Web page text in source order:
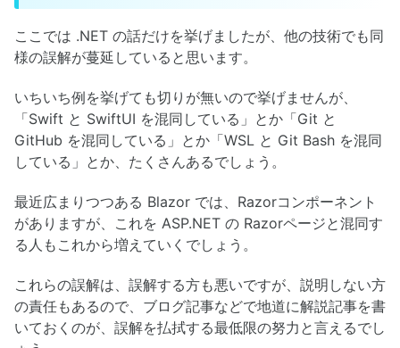
ここでは .NET の話だけを挙げましたが、他の技術でも同
様の誤解が蔓延していると思います。
いちいち例を挙げても切りが無いので挙げませんが、
「Swift と SwiftUI を混同している」とか「Git と
GitHub を混同している」とか「WSL と Git Bash を混同
している」とか、たくさんあるでしょう。
最近広まりつつある Blazor では、Razorコンポーネント
がありますが、これを ASP.NET の Razorページと混同す
る人もこれから増えていくでしょう。
これらの誤解は、誤解する方も悪いですが、説明しない方
の責任もあるので、ブログ記事などで地道に解説記事を書
いておくのが、誤解を払拭する最低限の努力と言えるでし